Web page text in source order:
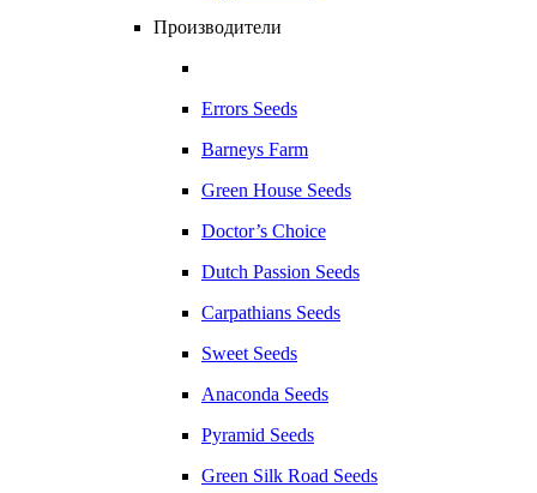
Производители
Errors Seeds
Barneys Farm
Green House Seeds
Doctor’s Choice
Dutch Passion Seeds
Carpathians Seeds
Sweet Seeds
Anaconda Seeds
Pyramid Seeds
Green Silk Road Seeds